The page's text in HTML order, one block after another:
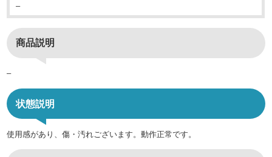
–
商品説明
–
状態説明
使用感があり、傷・汚れございます。動作正常です。